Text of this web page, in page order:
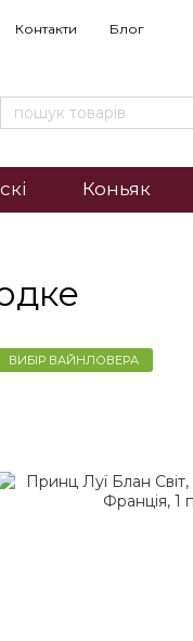
Контакти Блог
Коньяк
ВИБІР ВАЙНЛОВЕРА